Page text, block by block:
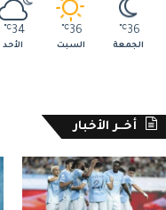
36
℃
الجمعة
36
℃
السبت
34
℃
الأحد
أخــر الأخبار